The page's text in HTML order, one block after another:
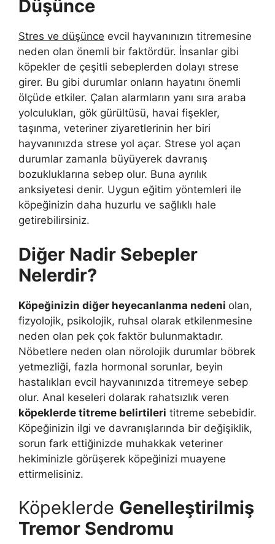
Düşünce
Stres ve düşünce evcil hayvanınızın titremesine
neden olan önemli bir faktördür. İnsanlar gibi
köpekler de çeşitli sebeplerden dolayı strese
girer. Bu gibi durumlar onların hayatını önemli
ölçüde etkiler. Çalan alarmların yanı sıra araba
yolculukları, gök gürültüsü, havai fişekler,
taşınma, veteriner ziyaretlerinin her biri
hayvanınızda strese yol açar. Strese yol açan
durumlar zamanla büyüyerek davranış
bozukluklarına sebep olur. Buna ayrılık
anksiyetesi denir. Uygun eğitim yöntemleri ile
köpeğinizin daha huzurlu ve sağlıklı hale
getirebilirsiniz.
Diğer Nadir Sebepler
Nelerdir?
Köpeğinizin diğer heyecanlanma nedeni olan,
fizyolojik, psikolojik, ruhsal olarak etkilenmesine
neden olan pek çok faktör bulunmaktadır.
Nöbetlere neden olan nörolojik durumlar böbrek
yetmezliği, fazla hormonal sorunlar, beyin
hastalıkları evcil hayvanınızda titremeye sebep
olur. Anal keseleri dolarak rahatsızlık veren
köpeklerde titreme belirtileri titreme sebebidir.
Köpeğinizin ilgi ve davranışlarında bir değişiklik,
sorun fark ettiğinizde muhakkak veteriner
hekiminizle görüşerek köpeğinizi muayene
ettirmelisiniz.
Köpeklerde Genelleştirilmiş
Tremor Sendromu